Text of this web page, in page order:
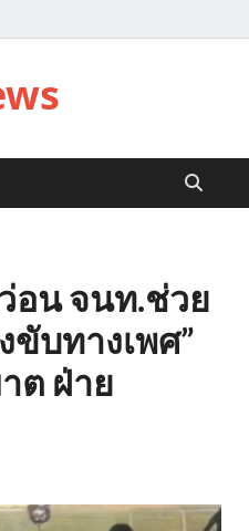
อน จนท.ช่วย
ขับทางเพศ”
ต ฝ่าย